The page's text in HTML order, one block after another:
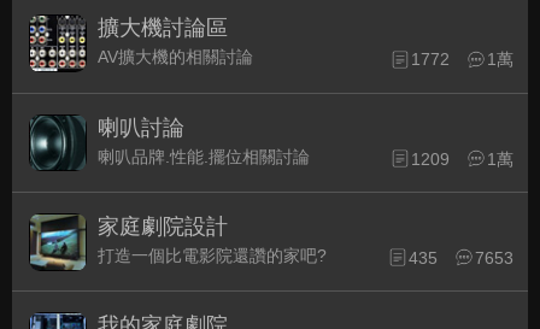
擴大機討論區
AV擴大機的相關討論 1772 1萬
喇叭討論
喇叭品牌.性能.擺位相關討論 1209 1萬
家庭劇院設計
打造一個比電影院還讚的家吧? 435 7653